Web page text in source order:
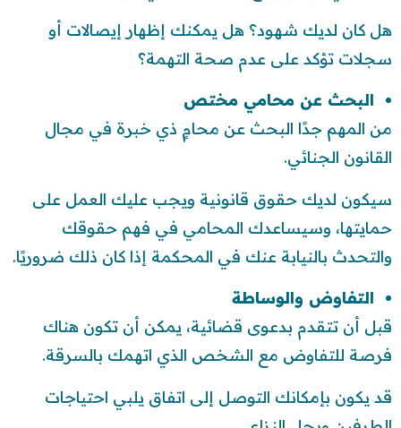
هل كان لديك شهود؟ هل يمكنك إظهار إيصالات أو
سجلات تؤكد على عدم صحة التهمة؟
البحث عن محامي مختص
من المهم جدًا البحث عن محامٍ ذي خبرة في مجال
القانون الجنائي.
سيكون لديك حقوق قانونية ويجب عليك العمل على
حمايتها، وسيساعدك المحامي في فهم حقوقك
والتحدث بالنيابة عنك في المحكمة إذا كان ذلك ضروريًا.
التفاوض والوساطة
قبل أن تتقدم بدعوى قضائية، يمكن أن تكون هناك
فرصة للتفاوض مع الشخص الذي اتهمك بالسرقة.
قد يكون بإمكانك التوصل إلى اتفاق يلبي احتياجات